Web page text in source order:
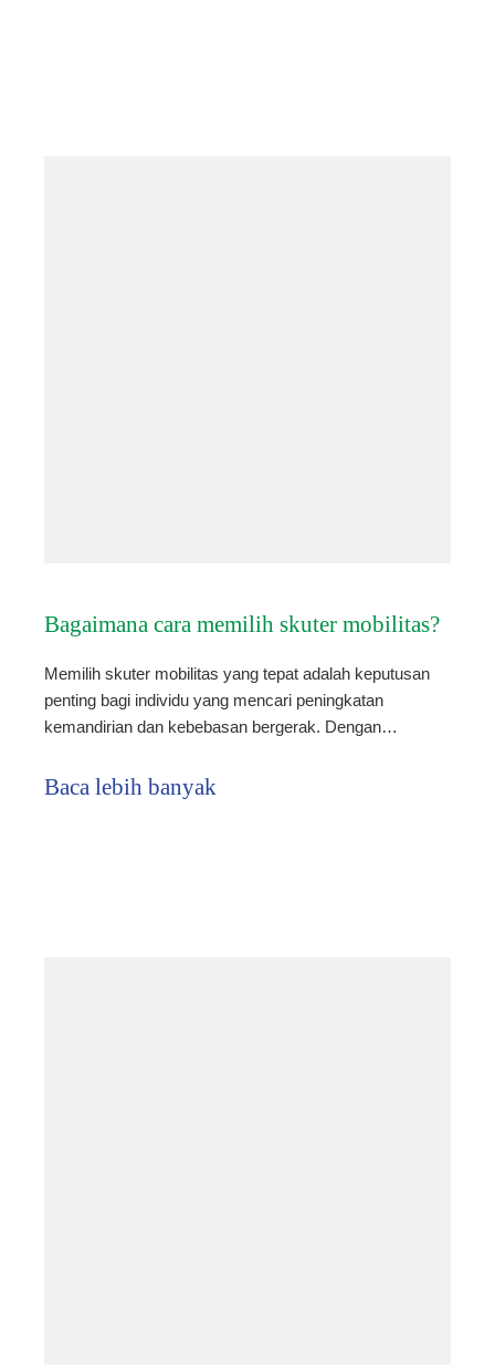
Bagaimana cara memilih skuter mobilitas?
Memilih skuter mobilitas yang tepat adalah keputusan
penting bagi individu yang mencari peningkatan
kemandirian dan kebebasan bergerak. Dengan
faktor -faktor kunci yang mempengaruhi pilihan ini
Baca lebih banyak